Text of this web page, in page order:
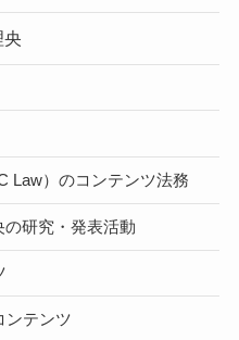
央
Law）のコンテンツ法務
研究・発表活動
ンテンツ